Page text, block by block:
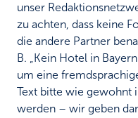
unser
zu achten, dass keine
die andere Partner
B. „Kein Hotel in
um eine
Text bitte wie gewohnt
werden – wir geben